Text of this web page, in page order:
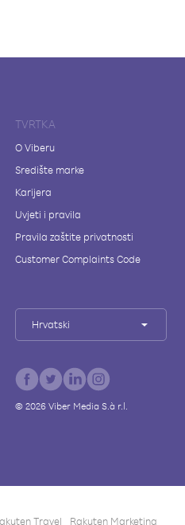
TVRTKA
O Viberu
Središte marke
Karijera
Uvjeti i pravila
Pravila zaštite privatnosti
Customer Complaints Code
Hrvatski
© 2026Viber Media S.à r.l.
Travel Rakuten Marketing